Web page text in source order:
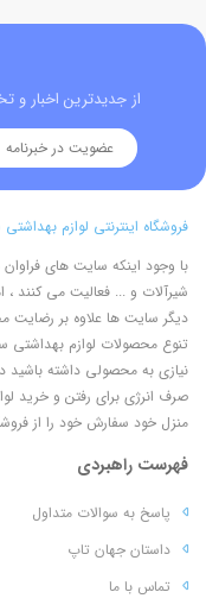
از جدیدترین اخبار
با وجود اینکه سایت های
شیرآلات و ... فعالیت می کنند
دیگر سایت ها علاوه بر
تنوع محصولات لوازم بهداشتی
نیازی به محصولی داشته باشید
صرف انرژی برای رفتن و خرید
منزل خود سفارش خود را از
فهرست راهبردی
پاسخ به سوالات متداول
داستان جهان تاپ
تماس با ما